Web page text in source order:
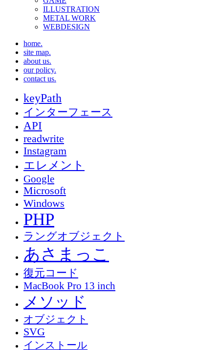
ILLUSTRATION
METAL WORK
WEBDESIGN
home.
site map.
about us.
our policy.
contact us.
keyPath
インターフェース
API
readwrite
Instagram
エレメント
Google
Microsoft
Windows
PHP
ラングオブジェクト
あさまっこ
復元コード
MacBook Pro 13 inch
メソッド
オブジェクト
SVG
インストール